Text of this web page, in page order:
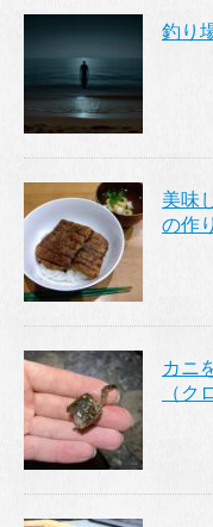
釣り
美味
の作
カニ
（ク